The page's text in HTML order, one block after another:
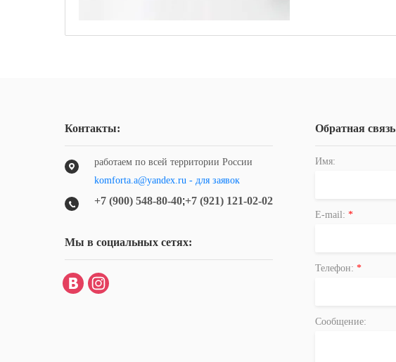
Контакты:
работаем по всей территории России
komforta.a@yandex.ru - для заявок
+7 (900) 548-80-40;+7 (921) 121-02-02
Мы в социальных сетях:
Обратная связь
Имя:
E-mail: *
Телефон: *
Сообщение: